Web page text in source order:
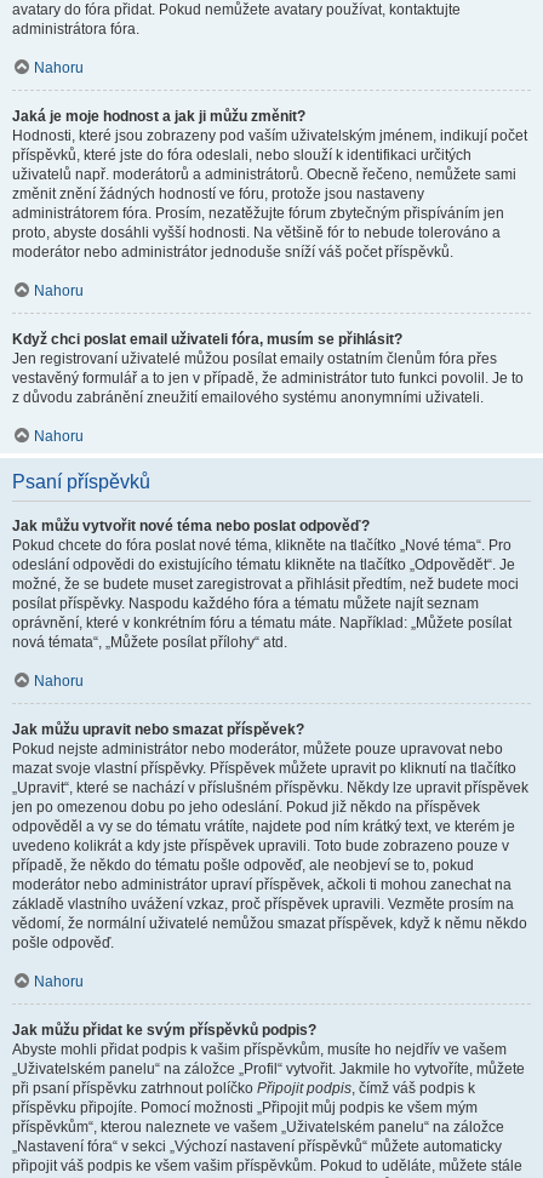
avatary do fóra přidat. Pokud nemůžete avatary používat, kontaktujte
administrátora fóra.
Nahoru
Jaká je moje hodnost a jak ji můžu změnit?
Hodnosti, které jsou zobrazeny pod vaším uživatelským jménem, indikují počet
příspěvků, které jste do fóra odeslali, nebo slouží k identifikaci určitých
uživatelů např. moderátorů a administrátorů. Obecně řečeno, nemůžete sami
změnit znění žádných hodností ve fóru, protože jsou nastaveny
administrátorem fóra. Prosím, nezatěžujte fórum zbytečným přispíváním jen
proto, abyste dosáhli vyšší hodnosti. Na většině fór to nebude tolerováno a
moderátor nebo administrátor jednoduše sníží váš počet příspěvků.
Nahoru
Když chci poslat email uživateli fóra, musím se přihlásit?
Jen registrovaní uživatelé můžou posílat emaily ostatním členům fóra přes
vestavěný formulář a to jen v případě, že administrátor tuto funkci povolil. Je to
z důvodu zabránění zneužití emailového systému anonymními uživateli.
Nahoru
Psaní příspěvků
Jak můžu vytvořit nové téma nebo poslat odpověď?
Pokud chcete do fóra poslat nové téma, klikněte na tlačítko „Nové téma“. Pro
odeslání odpovědi do existujícího tématu klikněte na tlačítko „Odpovědět“. Je
možné, že se budete muset zaregistrovat a přihlásit předtím, než budete moci
posílat příspěvky. Naspodu každého fóra a tématu můžete najít seznam
oprávnění, které v konkrétním fóru a tématu máte. Například: „Můžete posílat
nová témata“, „Můžete posílat přílohy“ atd.
Nahoru
Jak můžu upravit nebo smazat příspěvek?
Pokud nejste administrátor nebo moderátor, můžete pouze upravovat nebo
mazat svoje vlastní příspěvky. Příspěvek můžete upravit po kliknutí na tlačítko
„Upravit“, které se nachází v příslušném příspěvku. Někdy lze upravit příspěvek
jen po omezenou dobu po jeho odeslání. Pokud již někdo na příspěvek
odpověděl a vy se do tématu vrátíte, najdete pod ním krátký text, ve kterém je
uvedeno kolikrát a kdy jste příspěvek upravili. Toto bude zobrazeno pouze v
případě, že někdo do tématu pošle odpověď, ale neobjeví se to, pokud
moderátor nebo administrátor upraví příspěvek, ačkoli ti mohou zanechat na
základě vlastního uvážení vzkaz, proč příspěvek upravili. Vezměte prosím na
vědomí, že normální uživatelé nemůžou smazat příspěvek, když k němu někdo
pošle odpověď.
Nahoru
Jak můžu přidat ke svým příspěvků podpis?
Abyste mohli přidat podpis k vašim příspěvkům, musíte ho nejdřív ve vašem
„Uživatelském panelu“ na záložce „Profil“ vytvořit. Jakmile ho vytvoříte, můžete
při psaní příspěvku zatrhnout políčko Připojit podpis, čímž váš podpis k
příspěvku připojíte. Pomocí možnosti „Připojit můj podpis ke všem mým
příspěvkům“, kterou naleznete ve vašem „Uživatelském panelu“ na záložce
„Nastavení fóra“ v sekci „Výchozí nastavení příspěvků“ můžete automaticky
připojit váš podpis ke všem vašim příspěvkům. Pokud to uděláte, můžete stále